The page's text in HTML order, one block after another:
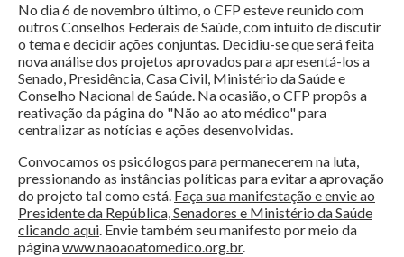
No dia 6 de novembro último, o CFP esteve reunido com
outros Conselhos Federais de Saúde, com intuito de discutir
o tema e decidir ações conjuntas. Decidiu-se que será feita
nova análise dos projetos aprovados para apresentá-los a
Senado, Presidência, Casa Civil, Ministério da Saúde e
Conselho Nacional de Saúde. Na ocasião, o CFP propôs a
reativação da página do "Não ao ato médico" para
centralizar as notícias e ações desenvolvidas.
Convocamos os psicólogos para permanecerem na luta,
pressionando as instâncias políticas para evitar a aprovação
do projeto tal como está. Faça sua manifestação e envie ao
Presidente da República, Senadores e Ministério da Saúde
clicando aqui. Envie também seu manifesto por meio da
páginawww.naoaoatomedico.org.br.